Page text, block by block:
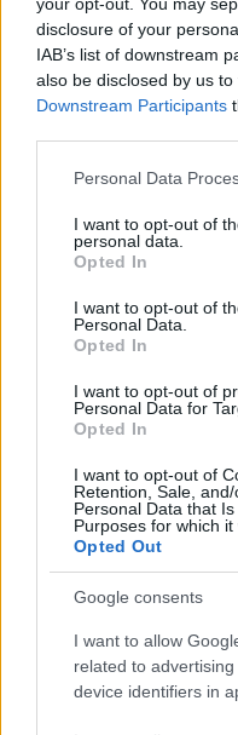
disclosure of your
IAB’s list of downstream
also be disclosed by us
Downstream Participants
Please note that this
not limited to your visit or
grant or deny consent to
use your data for below
consent section.
Personal Data
I want to opt-out of
personal data.
Opted In
I want to opt-out of
Personal Data.
Opted In
I want to opt-out of
Personal Data for
Opted In
I want to opt-out of
Retention, Sale,
Personal Data that
Purposes for which it
Opted Out
Google consents
I want to allow
related to
device identifiers in
Fent és Lent Vendégszerző•
Válasz Csányi
baloldali
képviselnek a
elszomorított Csányi
feministaként